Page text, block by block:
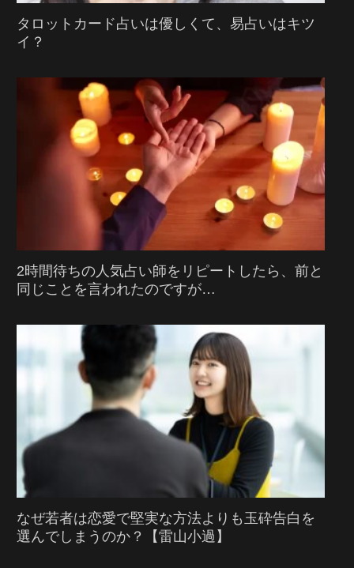
タロットカード占いは優しくて、易占いはキツ
イ？
2時間待ちの人気占い師をリピートしたら、前と
同じことを言われたのですが…
なぜ若者は恋愛で堅実な方法よりも玉砕告白を
選んでしまうのか？【雷山小過】